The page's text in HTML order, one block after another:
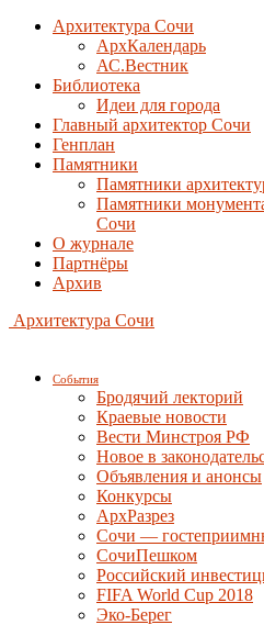
Архитектура Сочи
АрхКалендарь
АС.Вестник
Библиотека
Идеи для города
Главный архитектор Сочи
Генплан
Памятники
Памятники
Памятники
Сочи
О журнале
Партнёры
Архив
Архитектура Сочи
События
Бродячий лекторий
Краевые новости
Вести Минстроя РФ
Новое в
Объявления и анонсы
Конкурсы
АрхРазрез
Сочи —
СочиПешком
Российский
FIFA World Cup 2018
Эко-Берег